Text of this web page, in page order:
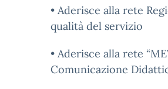
• Aderisce alla rete
qualità del servizio
• Aderisce alla rete
Comunicazione